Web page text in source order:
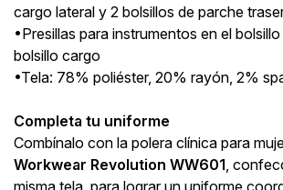
cargo lateral y 2 bolsillos de parche
•Presillas para instrumentos en el
bolsillo cargo
•Tela: 78% poliéster, 20% rayón, 2%
Completa tu uniforme
Combínalo con la polera clínica para
Workwear Revolution WW601 ,
misma tela, para lograr un uniforme